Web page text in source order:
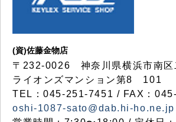
(資)佐藤金物店
〒232-0026 神奈川県横浜市南
ライオンズマンション第8 101
TEL：045-251-7451 / FAX：
oshi-1087-sato@dab.hi-ho.ne.jp